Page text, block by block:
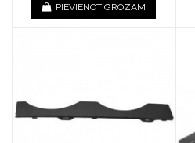
PIEVIENOT GROZAM